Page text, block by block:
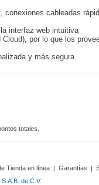
cableadas
interfaz web intuitiva
por lo que los
y más segura.
totales.
Tienda en línea | Garantías |
de C.V.